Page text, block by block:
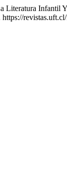
Literatura Infantil